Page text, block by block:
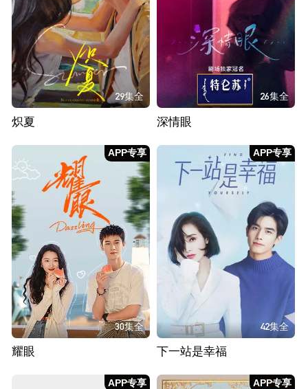
29集全
炽夏
26集全
深情眼
APP专享
30集全
耀眼
APP专享
42集全
下一站是幸福
APP专享 APP专享